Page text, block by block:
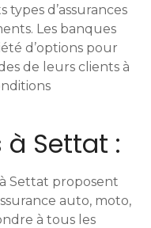
d’assurances
Les banques
d’options pour
de leurs clients à
à Settat :
à Settat proposent
auto, moto,
à tous les